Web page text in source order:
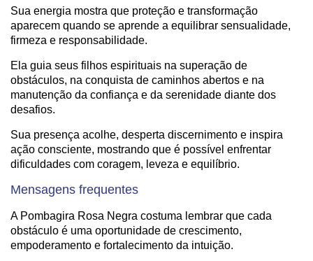
Sua energia mostra que proteção e transformação
aparecem quando se aprende a equilibrar sensualidade,
firmeza e responsabilidade.
Ela guia seus filhos espirituais na superação de
obstáculos, na conquista de caminhos abertos e na
manutenção da confiança e da serenidade diante dos
desafios.
Sua presença acolhe, desperta discernimento e inspira
ação consciente, mostrando que é possível enfrentar
dificuldades com coragem, leveza e equilíbrio.
Mensagens frequentes
A Pombagira Rosa Negra costuma lembrar que cada
obstáculo é uma oportunidade de crescimento,
empoderamento e fortalecimento da intuição.